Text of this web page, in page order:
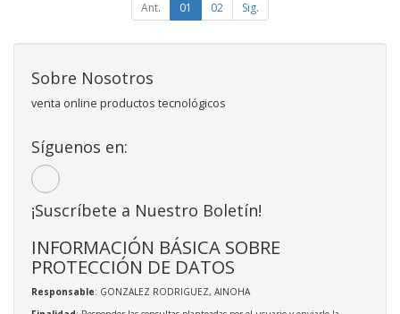
Ant. 01 02 Sig.
Sobre Nosotros
venta online productos tecnológicos
Síguenos en:
¡Suscríbete a Nuestro Boletín!
INFORMACIÓN BÁSICA SOBRE
PROTECCIÓN DE DATOS
Responsable: GONZALEZ RODRIGUEZ, AINOHA